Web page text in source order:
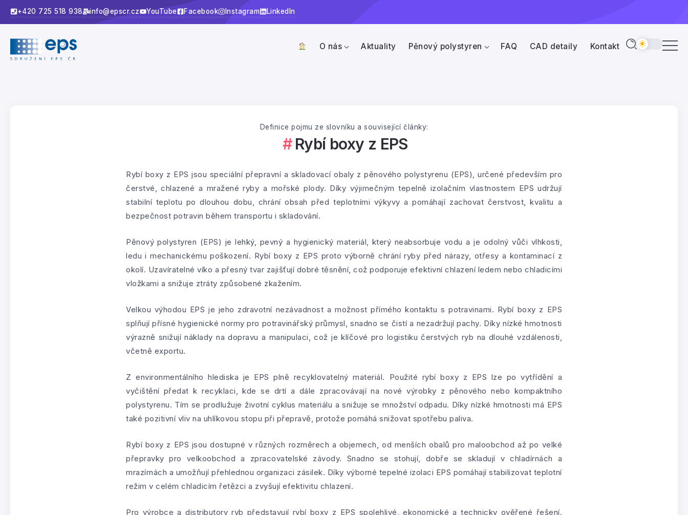
+420 725 518 938 info@epscr.cz YouTube Facebook Instagram LinkedIn
O nás Aktuality Pěnový polystyren FAQ CAD detaily Kontakt
Definice pojmu ze slovníku a související články:
Rybí boxy z EPS
Rybí boxy z EPS jsou speciální přepravní a skladovací obaly z pěnového polystyrenu (EPS), určené především pro
čerstvé, chlazené a mražené ryby a mořské plody. Díky výjimečným tepelně izolačním vlastnostem EPS udržují
stabilní teplotu po dlouhou dobu, chrání obsah před teplotními výkyvy a pomáhají zachovat čerstvost, kvalitu a
bezpečnost potravin během transportu i skladování.
Pěnový polystyren (EPS) je lehký, pevný a hygienický materiál, který neabsorbuje vodu a je odolný vůči vlhkosti,
ledu i mechanickému poškození. Rybí boxy z EPS proto výborně chrání ryby před nárazy, otřesy a kontaminací z
okolí. Uzavíratelné víko a přesný tvar zajišťují dobré těsnění, což podporuje efektivní chlazení ledem nebo chladicími
vložkami a snižuje ztráty způsobené zkažením.
Velkou výhodou EPS je jeho zdravotní nezávadnost a možnost přímého kontaktu s potravinami. Rybí boxy z EPS
splňují přísné hygienické normy pro potravinářský průmysl, snadno se čistí a nezadržují pachy. Díky nízké hmotnosti
výrazně snižují náklady na dopravu a manipulaci, což je klíčové pro logistiku čerstvých ryb na dlouhé vzdálenosti,
včetně exportu.
Z environmentálního hlediska je EPS plně recyklovatelný materiál. Použité rybí boxy z EPS lze po vytřídění a
vyčištění předat k recyklaci, kde se drtí a dále zpracovávají na nové výrobky z pěnového nebo kompaktního
polystyrenu. Tím se prodlužuje životní cyklus materiálu a snižuje se množství odpadu. Díky nízké hmotnosti má EPS
také pozitivní vliv na uhlíkovou stopu při přepravě, protože pomáhá snižovat spotřebu paliva.
Rybí boxy z EPS jsou dostupné v různých rozměrech a objemech, od menších obalů pro maloobchod až po velké
přepravky pro velkoobchod a zpracovatelské závody. Snadno se stohují, dobře se skladují v chladírnách a
mrazírnách a umožňují přehlednou organizaci zásilek. Díky výborné tepelné izolaci EPS pomáhají stabilizovat teplotní
režim v celém chladicím řetězci a zvyšují efektivitu chlazení.
Pro výrobce a distributory ryb představují rybí boxy z EPS spolehlivé, ekonomické a technicky ověřené řešení.